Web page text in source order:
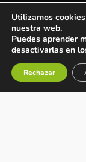
Utilizamos
nuestra web.
Puedes aprender
desactivarlas en
Rechazar